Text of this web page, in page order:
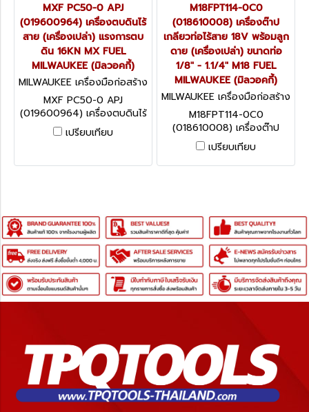
MXF PC50-0 APJ
(019600964) เครื่องตบดินไร้
สาย (เครื่องเปล่า) แรงการตบ
ดิน 16KN MX FUEL
MILWAUKEE (มิลวอคกี้)
MILWAUKEE เครื่องมือก่อสร้าง
MXF PC50-0 APJ (0196009
64)
MXF PC50-0 APJ
(019600964) เครื่องตบดินไร้
สาย (เครื่องเปล่า) แรงการตบ
ดิน 16KN MX FUEL
เปรียบเทียบ
M18FPT114-0C0
(018610008) เครื่องต๊าป
เกลียวท่อไร้สาย 18V พร้อมลูก
ดาย (เครื่องเปล่า) ขนาดท่อ
1/8" - 1.1/4" M18 FUEL
MILWAUKEE (มิลวอคกี้)
MILWAUKEE เครื่องมือก่อสร้าง
M18FPT114-0C0 (01861000
8)
M18FPT114-0C0
(018610008) เครื่องต๊าป
เกลียวท่อไร้สาย 18V พร้อมลูก
ดาย (เครื่องเปล่า) ขนาดท่อ
1/8" - 1.1/4" M18 FUEL
เปรียบเทียบ